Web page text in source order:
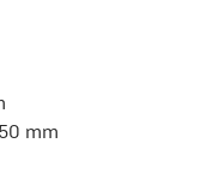
mm